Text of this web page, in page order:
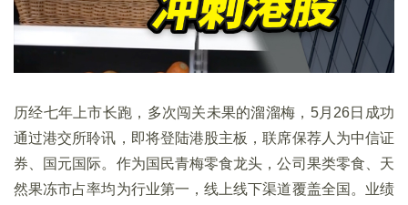
历经七年上市长跑，多次闯关未果的溜溜梅，5月26日成功
通过港交所聆讯，即将登陆港股主板，联席保荐人为中信证
券、国元国际。作为国民青梅零食龙头，公司果类零食、天
然果冻市占率均为行业第一，线上线下渠道覆盖全国。业绩